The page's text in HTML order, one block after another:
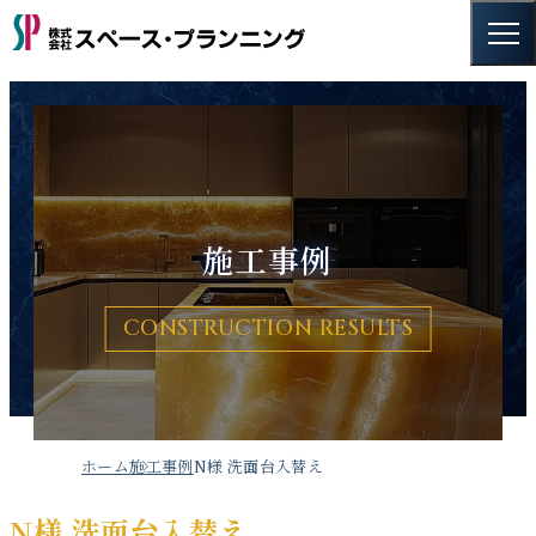
施工事例
CONSTRUCTION RESULTS
ホーム施工事例N様 洗面台入替え